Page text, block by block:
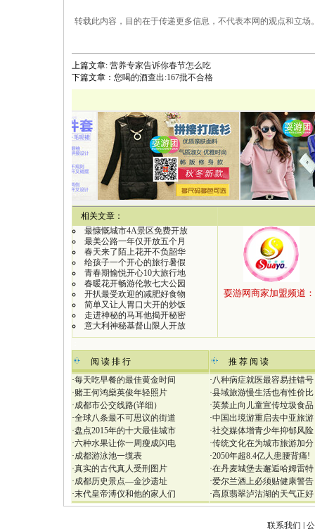
转载此内容，目的在于传递更多信息，不代表本网的观点和立
上篇文章: 营养专家告诉你春节怎么吃
下篇文章： 您喝的酒查出:167批不合格
相关文章：
最慷慨城市4A景区免费开放
最美公路一年仅开放五个月
春天来了陌上花开不负韶华
给孩子一个开心的旅行暑假
青春期愉悦开心10大旅行地
春暖花开畅游伦敦七大公园
开扒最受欢迎的减肥好食物
简单又让人胃口大开的炒饭
走进神秘的马耳他揭开秘密
意大利神秘基督山限人开放
阅 读 排 行
·每天吃早餐的最佳黄金时间
·赌王何鸿燊英俊年轻照片
·成都市公交线路(详细）
·全球八条最不可思议的街道
·盘点2015年的十大最佳城市
·六种水果让你一周瘦成闪电
·成都游泳池一缆表
·真实的古代真人受刑图片
·成都历史景点—金沙遗址
·末代皇帝溥仪和他的家人们
推 荐 阅 读
·八种病症就医最容易挂错号
·县域旅游慢生活也有性价比
·英禁止向儿童宣传垃圾食品
·中国出境游重启去中亚旅游
·社交媒体增青少年抑郁风险
·传统文化在为城市旅游加分
·2050年超8.4亿人患腰背痛!
·在丹麦城堡去邂逅哈姆雷特
·爱尔兰酒上必须贴健康警告
·高原翡翠泸沽湖的天气正好
联系我们